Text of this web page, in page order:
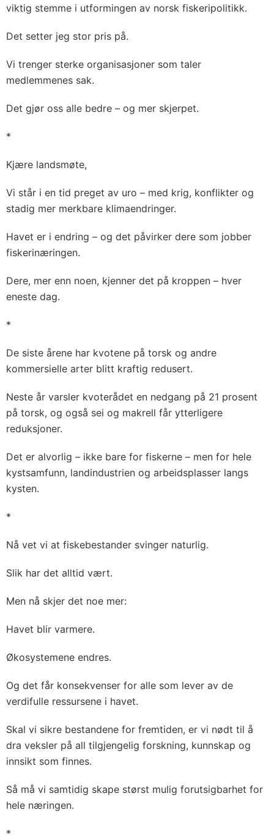
viktig stemme i utformingen av norsk fiskeripolitikk.
Det setter jeg stor pris på.
Vi trenger sterke organisasjoner som taler
medlemmenes sak.
Det gjør oss alle bedre – og mer skjerpet.
*
Kjære landsmøte,
Vi står i en tid preget av uro – med krig, konflikter og
stadig mer merkbare klimaendringer.
Havet er i endring – og det påvirker dere som jobber
fiskerinæringen.
Dere, mer enn noen, kjenner det på kroppen – hver
eneste dag.
*
De siste årene har kvotene på torsk og andre
kommersielle arter blitt kraftig redusert.
Neste år varsler kvoterådet en nedgang på 21 prosent
på torsk, og også sei og makrell får ytterligere
reduksjoner.
Det er alvorlig – ikke bare for fiskerne – men for hele
kystsamfunn, landindustrien og arbeidsplasser langs
kysten.
*
Nå vet vi at fiskebestander svinger naturlig.
Slik har det alltid vært.
Men nå skjer det noe mer:
Havet blir varmere.
Økosystemene endres.
Og det får konsekvenser for alle som lever av de
verdifulle ressursene i havet.
Skal vi sikre bestandene for fremtiden, er vi nødt til å
dra veksler på all tilgjengelig forskning, kunnskap og
innsikt som finnes.
Så må vi samtidig skape størst mulig forutsigbarhet for
hele næringen.
*